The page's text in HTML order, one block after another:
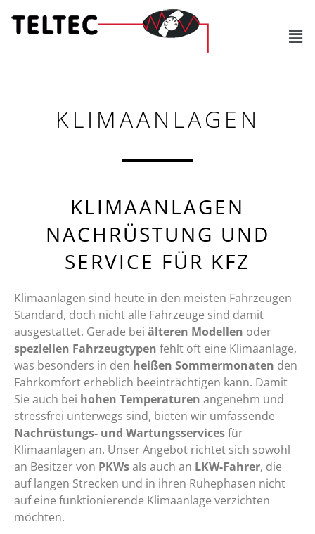
KLIMAANLAGEN
KLIMAANLAGEN
NACHRÜSTUNG UND
SERVICE FÜR KFZ
Klimaanlagen sind heute in den meisten Fahrzeugen
Standard, doch nicht alle Fahrzeuge sind damit
ausgestattet. Gerade bei älteren Modellen oder
speziellen Fahrzeugtypen fehlt oft eine Klimaanlage,
was besonders in den heißen Sommermonaten den
Fahrkomfort erheblich beeinträchtigen kann. Damit
Sie auch bei hohen Temperaturen angenehm und
stressfrei unterwegs sind, bieten wir umfassende
Nachrüstungs- und Wartungsservicesfür
Klimaanlagen an. Unser Angebot richtet sich sowohl
an Besitzer von PKWsals auch an LKW-Fahrer, die
auf langen Strecken und in ihren Ruhephasen nicht
auf eine funktionierende Klimaanlage verzichten
möchten.